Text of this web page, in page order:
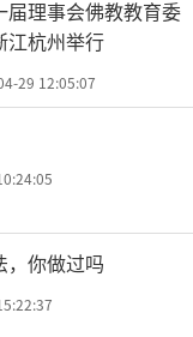
届理事会佛教教育委
江杭州举行
29 12:05:07
，你做过吗